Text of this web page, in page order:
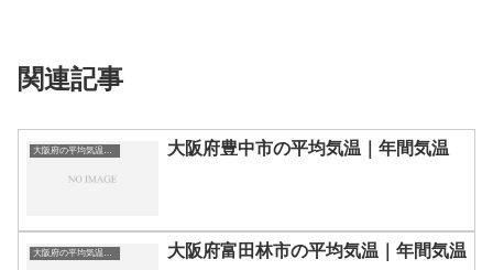
関連記事
大阪府の平均気温まとめ 大阪府豊中市の平均気温｜年間気温
大阪府の平均気温まとめ 大阪府富田林市の平均気温｜年間気温